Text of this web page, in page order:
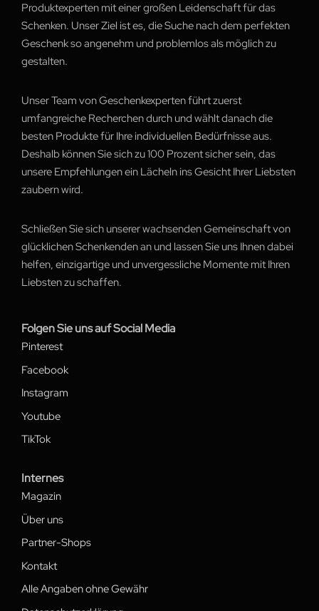
Produktexperten mit einer großen Leidenschaft für das
Schenken. Unser Ziel ist es, die Suche nach dem perfekten
Geschenk so angenehm und problemlos als möglich zu
gestalten.
Unser Team von Geschenkexperten führt zuerst
umfangreiche Recherchen durch und wählt danach die
besten Produkte für Ihre individuellen Bedürfnisse aus.
Deshalb können Sie sich zu 100 Prozent sicher sein, das
unsere Empfehlungen ein Lächeln ins Gesicht Ihrer Liebsten
zaubern wird.
Schließen Sie sich unserer wachsenden Gemeinschaft von
glücklichen Schenkenden an und lassen Sie uns Ihnen dabei
helfen, einzigartige und unvergessliche Momente mit Ihren
Liebsten zu schaffen.
Folgen Sie uns auf Social Media
Pinterest
Facebook
Instagram
Youtube
TikTok
Internes
Magazin
Über uns
Partner-Shops
Kontakt
Alle Angaben ohne Gewähr